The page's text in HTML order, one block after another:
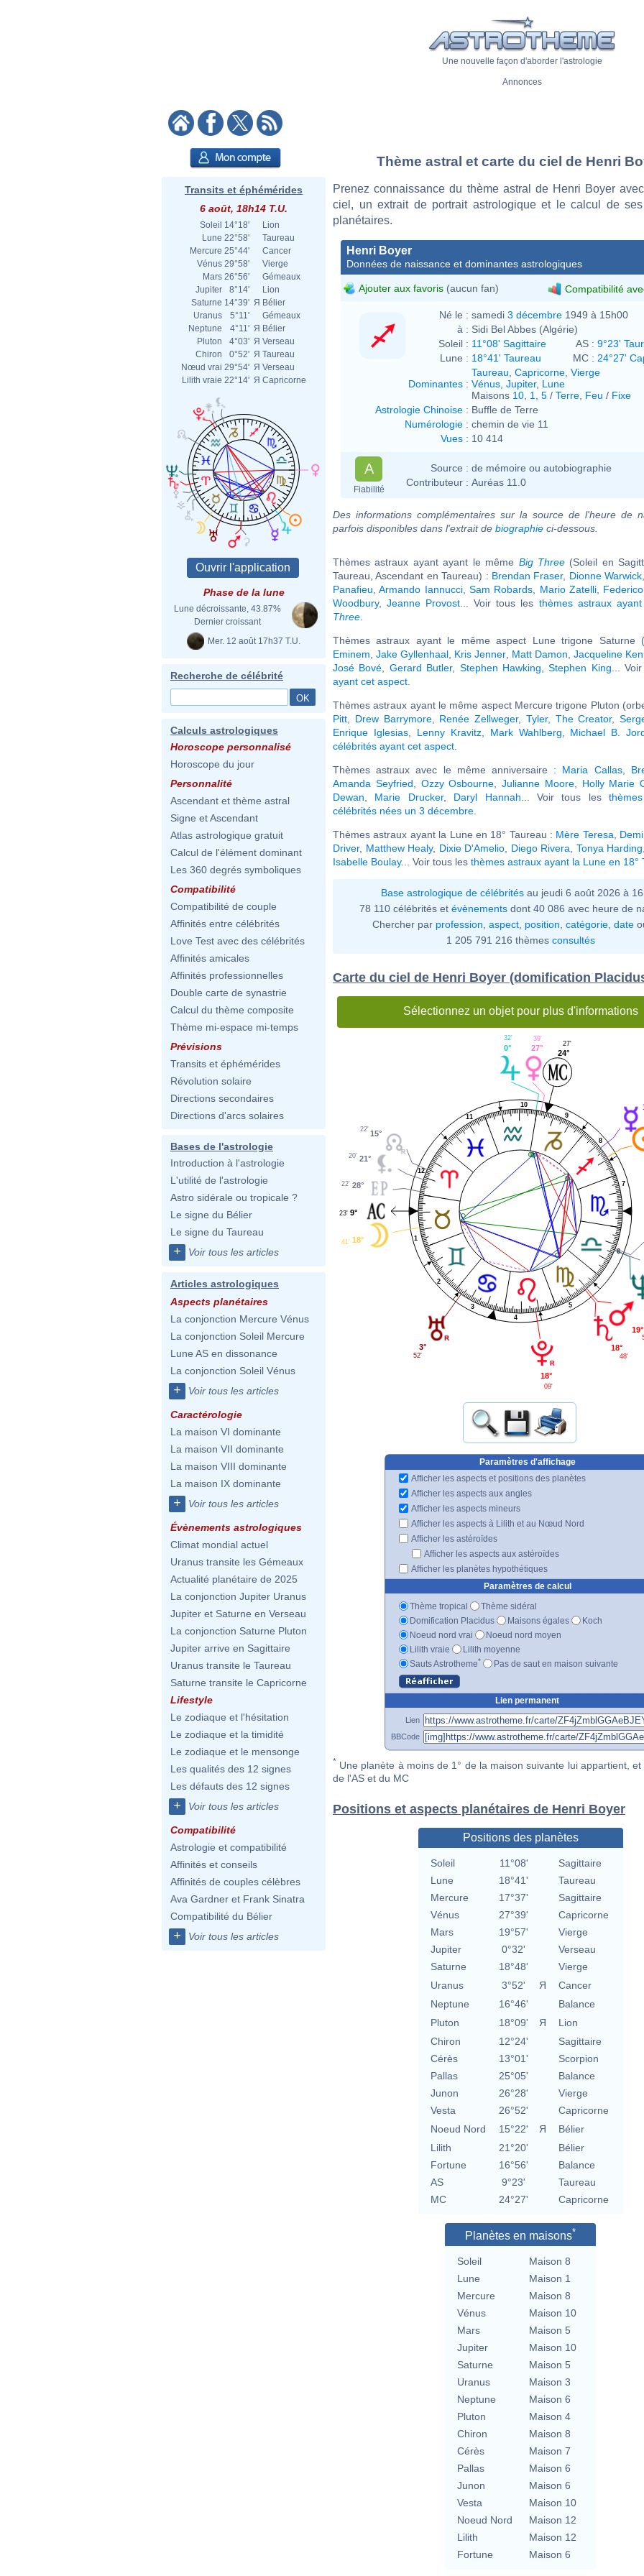
Une nouvelle façon d'aborder l'astrologie
Annonces
Transits et éphémérides
6 août, 18h14 T.U.
Soleil 14°18'
Lion
Lune 22°58'
Taureau
Mercure 25°44'
Cancer
Vénus 29°58'
Vierge
Mars 26°56'
Gémeaux
Jupiter
8°14'
Lion
Saturne 14°39' Я Bélier
Uranus
5°11'
Gémeaux
Neptune
4°11' Я Bélier
Pluton
4°03' Я Verseau
Chiron
0°52' Я Taureau
Nœud vrai 29°54' Я Verseau
Lilith vraie 22°14' Я Capricorne
Phase de la lune
Lune décroissante, 43.87%
Dernier croissant
Mer. 12 août 17h37 T.U.
Recherche de célébrité
Calculs astrologiques
Horoscope personnalisé
Horoscope du jour
Personnalité
Ascendant et thème astral
Signe et Ascendant
Atlas astrologique gratuit
Calcul de l'élément dominant
Les 360 degrés symboliques
Compatibilité
Compatibilité de couple
Affinités entre célébrités
Love Test avec des célébrités
Affinités amicales
Affinités professionnelles
Double carte de synastrie
Calcul du thème composite
Thème mi-espace mi-temps
Prévisions
Transits et éphémérides
Révolution solaire
Directions secondaires
Directions d'arcs solaires
Bases de l'astrologie
Introduction à l'astrologie
L'utilité de l'astrologie
Astro sidérale ou tropicale ?
Le signe du Bélier
Le signe du Taureau
+ Voir tous les articles
Articles astrologiques
Aspects planétaires
La conjonction Mercure Vénus
La conjonction Soleil Mercure
Lune AS en dissonance
La conjonction Soleil Vénus
+ Voir tous les articles
Caractérologie
La maison VI dominante
La maison VII dominante
La maison VIII dominante
La maison IX dominante
+ Voir tous les articles
Évènements astrologiques
Climat mondial actuel
Uranus transite les Gémeaux
Actualité planétaire de 2025
La conjonction Jupiter Uranus
Jupiter et Saturne en Verseau
La conjonction Saturne Pluton
Jupiter arrive en Sagittaire
Uranus transite le Taureau
Saturne transite le Capricorne
Lifestyle
Le zodiaque et l'hésitation
Le zodiaque et la timidité
Le zodiaque et le mensonge
Les qualités des 12 signes
Les défauts des 12 signes
+ Voir tous les articles
Compatibilité
Astrologie et compatibilité
Affinités et conseils
Affinités de couples célèbres
Ava Gardner et Frank Sinatra
Compatibilité du Bélier
+ Voir tous les articles
Thème astral et carte du ciel de Henri
Prenez connaissance du thème astral de Henri Boyer
ciel, un extrait de portrait astrologique et le calcul de
planétaires.
Henri Boyer
Données de naissance et dominantes astrologiques
Ajouter aux favoris (aucun fan) Compatibilité
Né le : samedi 3 décembre 1949 à 15h00
à : Sidi Bel Abbes (Algérie)
Soleil : 11°08' Sagittaire AS : 9°23'
Lune : 18°41' Taureau MC : 24°27'
Dominantes :
Taureau Capricorne Vierge
Vénus Jupiter, Lune
Maisons 10 1 5 / Terre Feu / Fixe
Astrologie Chinoise : Buffle de Terre
Numérologie : chemin de vie 11
Vues : 10 414
A
Fiabilité
Source : de mémoire ou autobiographie
Contributeur : Auréas 11.0
Des informations complémentaires sur la source de l'heure de
parfois disponibles dans l'extrait de biographie ci-dessous.
Thèmes astraux ayant ayant le même Big Three(Soleil en
Taureau, Ascendant en Taureau) : Brendan Fraser, Dionne Warwick
Panafieu ,Armando Iannucci,Sam Robards Mario Zatelli
Woodbury,Jeanne Provost ... Voir tous les thèmes astraux
Three
Thèmes astraux ayant le même aspect Lune trigone Saturne
Eminem ,Jake Gyllenhaal Kris Jenner, Matt Damon Jacqueline
José Bové
Gerard Butler, Stephen Hawking ,Stephen King ...
ayant cet aspect
Thèmes astraux ayant le même aspect Mercure trigone Pluton
Pitt
Drew Barrymore, Renée Zellweger, Tyler, The Creator,
Enrique Iglesias, Lenny Kravitz, Mark Wahlberg Michael B.
célébrités ayant cet aspect
Thèmes astraux avec le même anniversaire : Maria Callas,
Amanda Seyfried
Ozzy Osbourne ,Julianne Moore, Holly Marie
Dewan
Marie Drucker, Daryl Hannah ... Voir tous les
célébrités nées un 3 décembre
Thèmes astraux ayant la Lune en 18° Taureau : Mère Teresa
Driver, Matthew Healy, Dixie D'Amelio Diego Rivera Tonya Harding
Isabelle Boulay... Voir tous les thèmes astraux ayant la Lune en 18°
Base astrologique de célébritésau jeudi 6 août 2026 à
78 110 célébrités et évènementsdont 40 086 avec heure de
Chercher par profession aspect position catégorie date
1 205 791 216 thèmes consultés
Carte du ciel de Henri Boyer (domification
Sélectionnez un objet pour plus d'informations
1
2
3
4
5
6
7
8
9
10
11
12
24°
27'
27°
39'
0°
32'
15°
22'
21°
20'
28°
22'
9°
23'
18°
41'
3°
52'
18°
09'
18°
48'
19°
Paramètres d'affichage
Afficher les aspects et positions des planètes
Afficher les aspects aux angles
Afficher les aspects mineurs
Afficher les aspects à Lilith et au Nœud Nord
Afficher les astéroïdes
Afficher les aspects aux astéroïdes
Afficher les planètes hypothétiques
Paramètres de calcul
Thème tropical
Thème sidéral
Domification Placidus
Maisons égales
Koch
Noeud nord vrai
Noeud nord moyen
Lilith vraie
Lilith moyenne
Sauts Astrotheme* Pas de saut en maison suivante
Lien permanent
Lien
BBCode
* Une planète à moins de 1° de la maison suivante lui appartient, et
de l'AS et du MC
Positions et aspects planétaires de Henri Boyer
Positions des planètes
Soleil 11°08'
Sagittaire
Lune
18°41'
Taureau
Mercure
17°37'
Sagittaire
Vénus
27°39'
Capricorne
Mars
19°57'
Vierge
Jupiter
0°32'
Verseau
Saturne
18°48'
Vierge
Uranus
3°52' Я
Cancer
Neptune
16°46'
Balance
Pluton
18°09' Я
Lion
Chiron
12°24'
Sagittaire
Cérès
13°01'
Scorpion
Pallas
25°05'
Balance
Junon
26°28'
Vierge
Vesta
26°52'
Capricorne
Noeud Nord
15°22' Я
Bélier
Lilith
21°20'
Bélier
Fortune
16°56'
Balance
AS
9°23'
Taureau
MC
24°27' Capricorne
Planètes en maisons*
Soleil
Maison 8
Lune
Maison 1
Mercure
Maison 8
Vénus
Maison 10
Mars
Maison 5
Jupiter
Maison 10
Saturne
Maison 5
Uranus
Maison 3
Neptune
Maison 6
Pluton
Maison 4
Chiron
Maison 8
Cérès
Maison 7
Pallas
Maison 6
Junon
Maison 6
Vesta
Maison 10
Noeud Nord
Maison 12
Lilith
Maison 12
Fortune
Maison 6